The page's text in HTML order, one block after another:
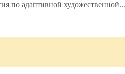
по адаптивной художественной...